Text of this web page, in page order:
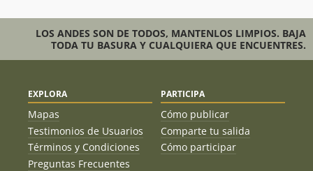
LOS ANDES SON DE TODOS, MANTENLOS LIMPIOS. BAJA
TODA TU BASURA Y CUALQUIERA QUE ENCUENTRES.
EXPLORA
Mapas
Testimonios de Usuarios
Términos y Condiciones
Preguntas Frecuentes
PARTICIPA
Cómo publicar
Comparte tu salida
Cómo participar